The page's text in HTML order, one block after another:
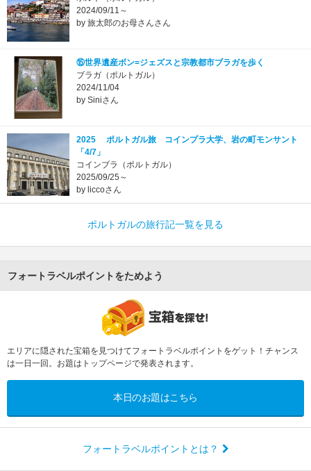
2024/09/11～
by 旅太郎のお母さんさん
⑮世界遺産ボン=ジェズスと宗教都市ブラガを歩く
ブラガ（ポルトガル）
2024/11/04
by Siniさん
2025 ポルトガル旅 コインプラ大学、岩の町モンサント
「4/7」
コインブラ（ポルトガル）
2025/09/25～
by liccoさん
ポルトガルの旅行記一覧を見る
フォートラベルポイントをためよう
エリアに隠された宝箱を見つけてフォートラベルポイントをゲット！チャンス
は一日一回。お題はトップページで発表されます。
本日のお題はこちら
フォートラベルポイントとは？